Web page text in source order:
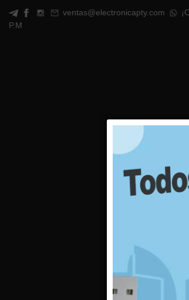
ventas@electronicapty.com
P.M